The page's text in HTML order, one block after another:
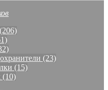
(23)
(15)
(10)